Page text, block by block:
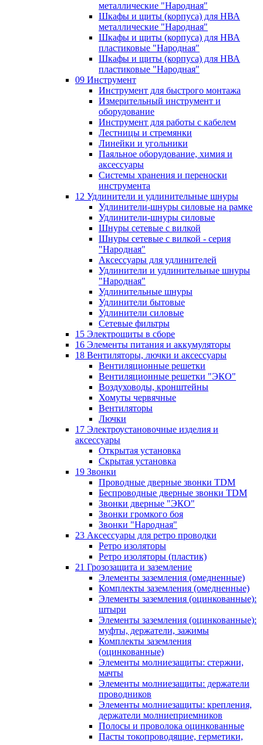
металлические "Народная"
Шкафы и щиты (корпуса) для НВА
металлические "Народная"
Шкафы и щиты (корпуса) для НВА
пластиковые "Народная"
Шкафы и щиты (корпуса) для НВА
пластиковые "Народная"
09 Инструмент
Инструмент для быстрого монтажа
Измерительный инструмент и
оборудование
Инструмент для работы с кабелем
Лестницы и стремянки
Линейки и угольники
Паяльное оборудование, химия и
аксессуары
Системы хранения и переноски
инструмента
12 Удлинители и удлинительные шнуры
Удлинители-шнуры силовые на рамке
Удлинители-шнуры силовые
Шнуры сетевые с вилкой
Шнуры сетевые с вилкой - серия
"Народная"
Аксессуары для удлинителей
Удлинители и удлинительные шнуры
"Народная"
Удлинительные шнуры
Удлинители бытовые
Удлинители силовые
Сетевые фильтры
15 Электрощиты в сборе
16 Элементы питания и аккумуляторы
18 Вентиляторы, лючки и аксессуары
Вентиляционные решетки
Вентиляционные решетки "ЭКО"
Воздуховоды, кронштейны
Хомуты червячные
Вентиляторы
Лючки
17 Электроустановочные изделия и
аксессуары
Открытая установка
Скрытая установка
19 Звонки
Проводные дверные звонки TDM
Беспроводные дверные звонки TDM
Звонки дверные "ЭКО"
Звонки громкого боя
Звонки "Народная"
23 Аксессуары для ретро проводки
Ретро изоляторы
Ретро изоляторы (пластик)
21 Грозозащита и заземление
Элементы заземления (омедненные)
Комплекты заземления (омедненные)
Элементы заземления (оцинкованные):
штыри
Элементы заземления (оцинкованные):
муфты, держатели, зажимы
Комплекты заземления
(оцинкованные)
Элементы молниезащиты: стержни,
мачты
Элементы молниезащиты: держатели
проводников
Элементы молниезащиты: крепления,
держатели молниеприемников
Полосы и проволока оцинкованные
Пасты токопроводящие, герметики,